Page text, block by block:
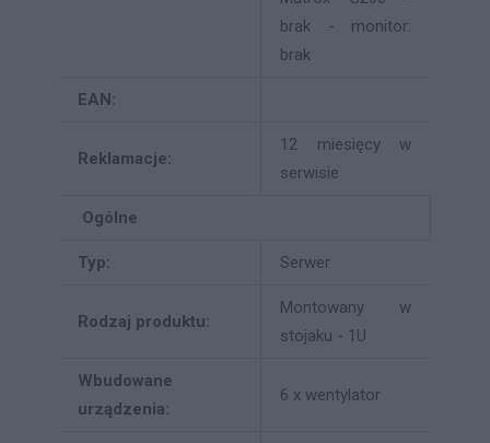
brak - monitor:
brak
EAN:
Reklamacje:
12 miesięcy w
serwisie
Ogólne
Typ: Serwer
Rodzaj produktu:
Montowany w
stojaku - 1U
Wbudowane
urządzenia:
6 x wentylator